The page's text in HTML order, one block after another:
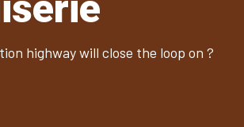
highway will close the loop on ?